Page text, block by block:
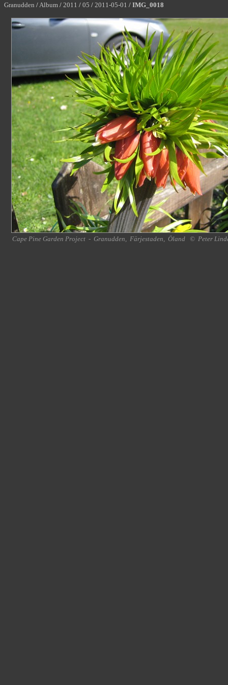
Granudden /Album / 2011 / 05 / 2011-05-01 / IMG_0018
Cape Pine Garden Project - Granudden, Färjestaden, Öland © Peter